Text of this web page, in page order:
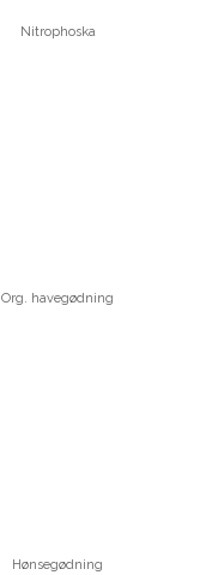
Nitrophoska
Org. havegødning
Hønsegødning